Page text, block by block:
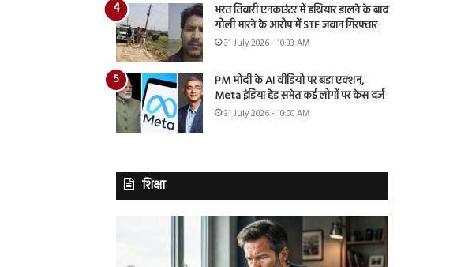
भरत तिवारी एनकाउंटर में हथियार डालने के बाद
गोली मारने के आरोप में STF जवान गिरफ्तार
31 July 2026 - 10:33 AM
PM मोदी के AI वीडियो पर बड़ा एक्शन,
Meta इंडिया हेड समेत कई लोगों पर केस दर्ज
31 July 2026 - 10:00 AM
शिक्षा